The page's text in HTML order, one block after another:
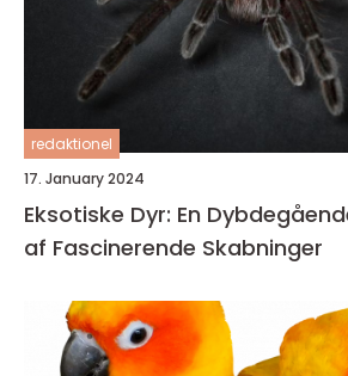
redaktionel
17. January 2024
Eksotiske Dyr: En
af Fascinerende Skabninger